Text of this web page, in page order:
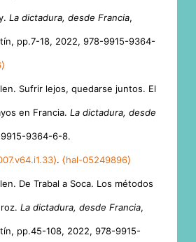
La dictadura, desde Francia,
pp.7-18, 2022, 978-9915-9364-
Sufrir lejos, quedarse juntos. El
en Francia. La dictadura, desde
9364-6-8.
. ⟨hal-05249896⟩
De Trabal a Soca. Los métodos
La dictadura, desde Francia,
pp.45-108, 2022, 978-9915-